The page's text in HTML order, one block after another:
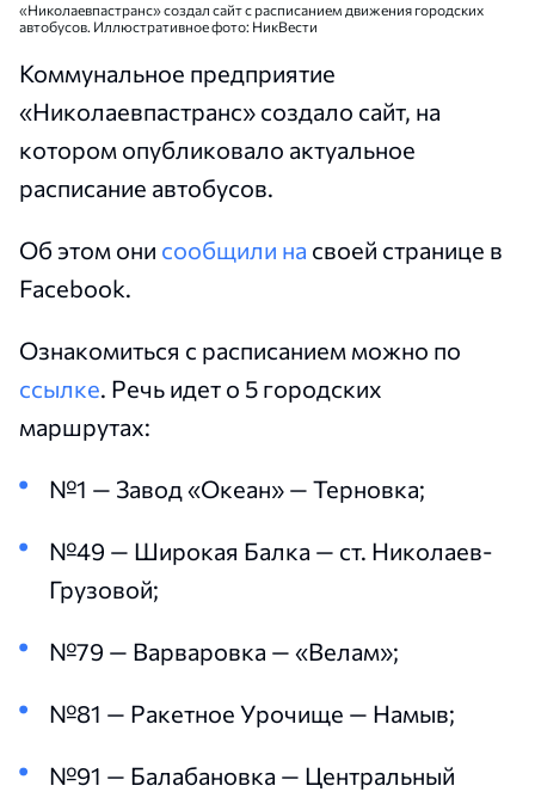
«Николаевпастранс» создал сайт с расписанием движения городских
автобусов. Иллюстративное фото: НикВести
Коммунальное предприятие
«Николаевпастранс» создало сайт, на
котором опубликовало актуальное
расписание автобусов.
Об этом они сообщили на своей странице в
Facebook.
Ознакомиться с расписанием можно по
ссылке. Речь идет о 5 городских
маршрутах:
№1 — Завод «Океан» — Терновка;
№49 — Широкая Балка — ст. Николаев-
Грузовой;
№79 — Варваровка — «Велам»;
№81 — Ракетное Урочище — Намыв;
№91 — Балабановка — Центральный